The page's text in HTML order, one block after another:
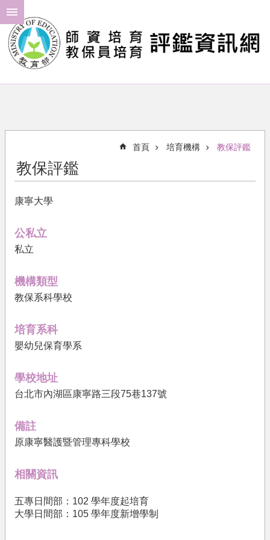
跳到主要內容區塊
進
階
搜
尋
新
年
計
評
鑑
果
文
下
育
機
構
相
關
法
於
我
們
首頁 培育機構 教保評鑑
教保評鑑
康寧大學
公私立
私立
機構類型
教保系科學校
培育系科
嬰幼兒保育學系
學校地址
台北市內湖區康寧路三段75巷137號
備註
原康寧醫護暨管理專科學校
相關資訊
五專日間部：102 學年度起培育
大學日間部：105 學年度新增學制